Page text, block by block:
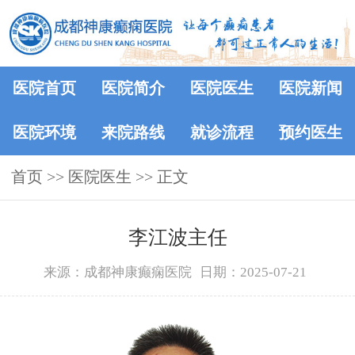
医院首页 医院简介 医院医生 医院新闻
医院环境 来院路线 就诊流程 预约医生
首页 >> 医院医生 >> 正文
李江波主任
来源：成都神康癫痫医院 日期：2025-07-21